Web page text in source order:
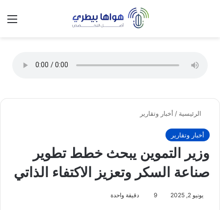
الوضع
الرئيسية / أخبار وتقارير
أخبار وتقارير
وزير التموين يبحث خطط تطوير
صناعة السكر وتعزيز الاكتفاء الذاتي
يونيو 2, 2025 9 دقيقة واحدة